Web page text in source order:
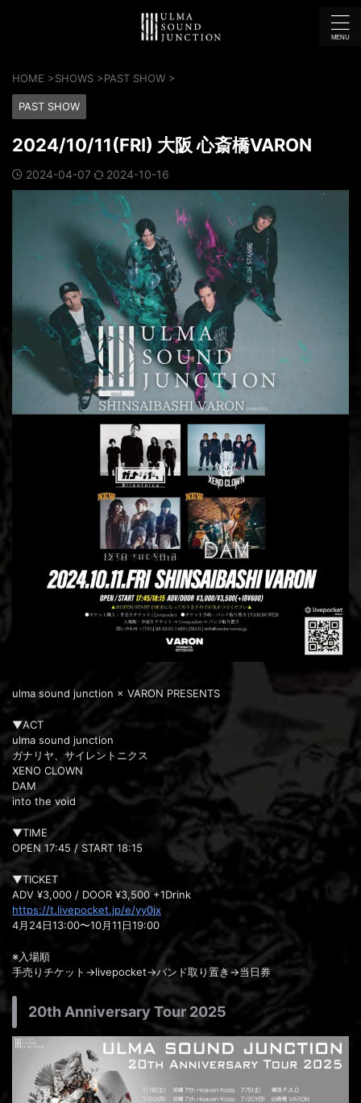
HOME >SHOWS >PAST SHOW >
PAST SHOW
2024/10/11(FRI) 大阪 心斎橋VARON
2024-04-07 2024-10-16
ulma sound junction × VARON PRESENTS
▼ACT
ulma sound junction
ガナリヤ、サイレントニクス
XENO CLOWN
DAM
into the void
▼TIME
OPEN 17:45 / START 18:15
▼TICKET
ADV ¥3,000 / DOOR ¥3,500 +1Drink
https://t.livepocket.jp/e/yy0jx
4月24日13:00〜10月11日19:00
※入場順
手売りチケット→livepocket→バンド取り置き→当日券
20th Anniversary Tour 2025